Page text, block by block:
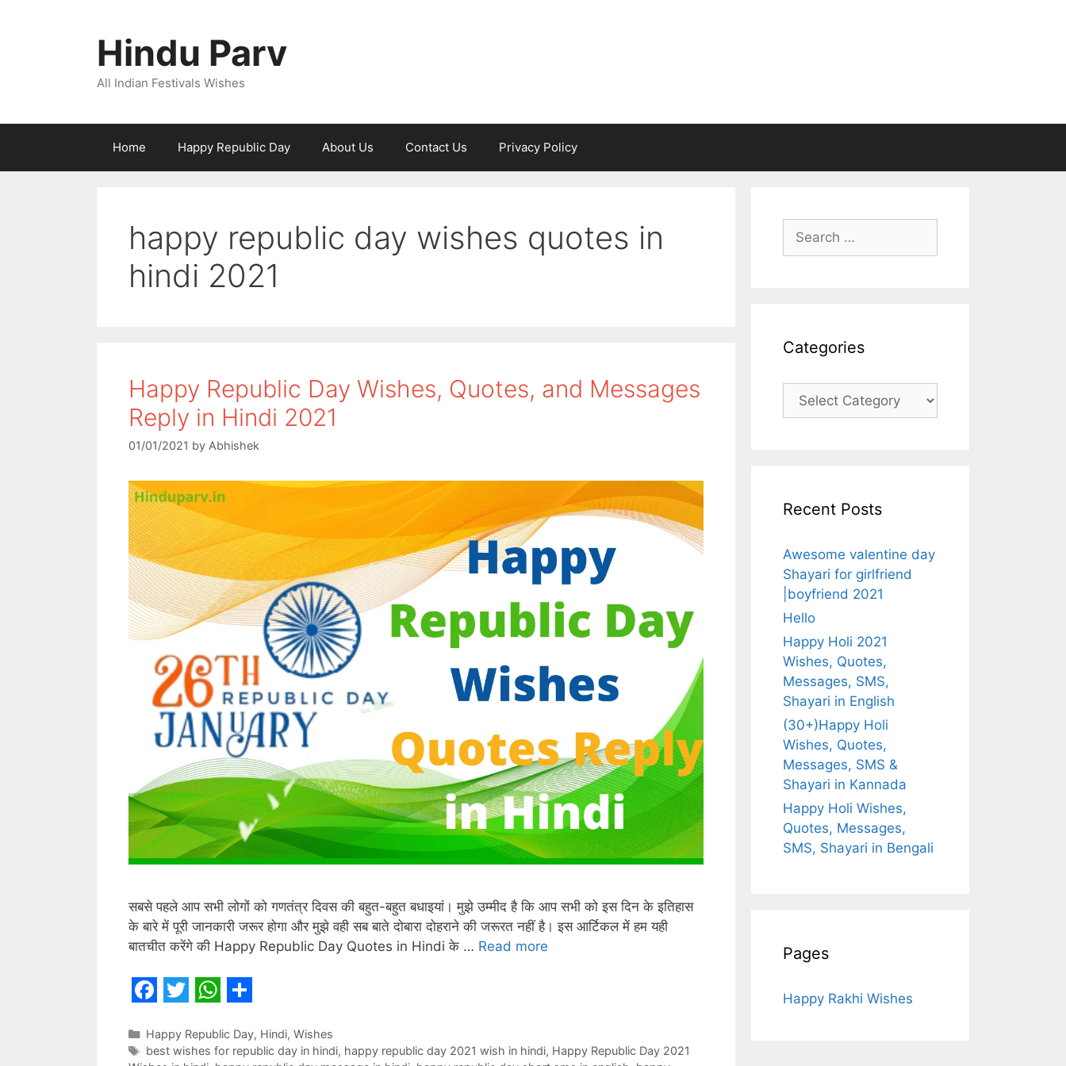
Hindu Parv
All Indian Festivals Wishes
Home Happy Republic Day About Us Contact Us Privacy Policy
happy republic day wishes quotes in
hindi 2021
Happy Republic Day Wishes, Quotes, and Messages
Reply in Hindi 2021
01/01/2021 by Abhishek
सबसे पहले आप सभी लोगों को गणतंत्र दिवस की बहुत-बहुत बधाइयां। मुझे उम्मीद है कि आप सभी को इस दिन के इतिहास
के बारे में पूरी जानकारी जरूर होगा और मुझे वही सब बाते दोबारा दोहराने की जरूरत नहीं है। इस आर्टिकल में हम यही
बातचीत करेंगे की Happy Republic Day Quotes in Hindi के … Read more
a
w h h
Categories
Happy Republic Day, Hindi, Wishes
Tags
best wishes for republic day in hindi, happy republic day 2021 wish in hindi, Happy Republic Day 2021
Search
for:
Categories
Categories
Recent Posts
Awesome valentine day
Shayari for girlfriend
|boyfriend 2021
Hello
Happy Holi 2021
Wishes, Quotes,
Messages, SMS,
Shayari in English
(30+)Happy Holi
Wishes, Quotes,
Messages, SMS &
Shayari in Kannada
Happy Holi Wishes,
Quotes, Messages,
SMS, Shayari in Bengali
Pages
Happy Rakhi Wishes